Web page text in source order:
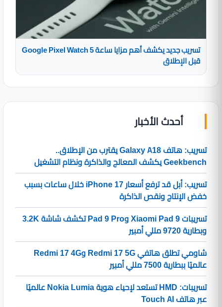
تسريب جديد يكشف أهم مزايا ساعة Google Pixel Watch 5
قبل الإطلاق
أحدث الأخبار
تسريب: هاتف Galaxy A18 يقترب من الإطلاق..
Geekbench يكشف المعالج والذاكرة ونظام التشغيل
تسريب: أبل قد ترفع أسعار iPhone 17 خلال ساعات بسبب
خفض الإنتاج ونقص الذاكرة
تسريبات Xiaomi Pad 9 وPad 9 Pro تكشف شاشة 3.2K
وبطارية 9720 مللي أمبير
شاومي تطلق هاتفي Redmi 17 5G وRedmi 17 4G
عالميًا ببطارية 7500 مللي أمبير
تسريبات: HMD تستعد لإحياء هوية Nokia Lumia عالميًا
عبر هاتف Touch AI